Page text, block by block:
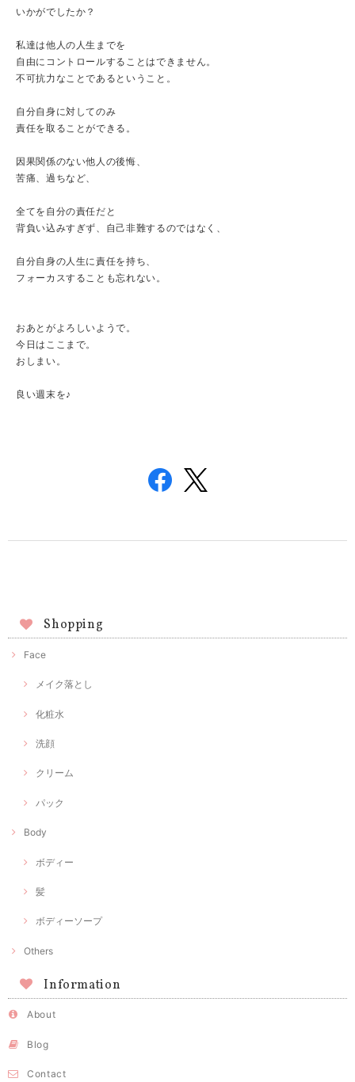
いかがでしたか？
私達は他人の人生までを
自由にコントロールすることはできません。
不可抗力なことであるということ。
自分自身に対してのみ
責任を取ることができる。
因果関係のない他人の後悔、
苦痛、過ちなど、
全てを自分の責任だと
背負い込みすぎず、自己非難するのではなく、
自分自身の人生に責任を持ち、
フォーカスすることも忘れない。
おあとがよろしいようで。
今日はここまで。
おしまい。
良い週末を♪
Shopping
Face
メイク落とし
化粧水
洗顔
クリーム
パック
Body
ボディー
髪
ボディーソープ
Others
Information
About
Blog
Contact